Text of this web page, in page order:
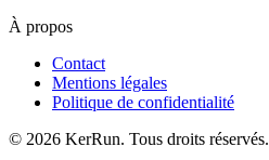
À propos
Contact
Mentions légales
Politique de confidentialité
© 2026 KerRun. Tous droits réservés.